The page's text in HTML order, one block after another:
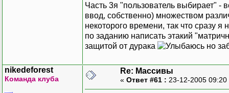
Часть 3я "пользователь выбирает" -
ввод, собственно) множеством
некоторого времени, так что сразу
по заданию написать этакий
защитой от дурака
но
nikedeforest
Команда клуба
Re: Массивы
« Ответ #61 : 23-12-2005